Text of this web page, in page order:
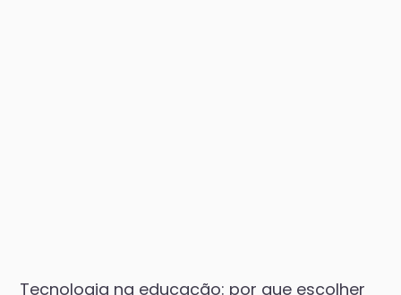
Tecnologia na educação: por que escolher